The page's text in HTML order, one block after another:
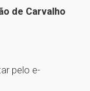
de Carvalho
pelo e-